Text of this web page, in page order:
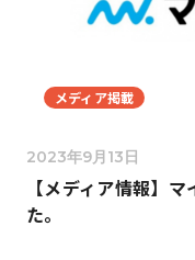
メディア掲載
2023年9月13日
【メディア情報】
た。